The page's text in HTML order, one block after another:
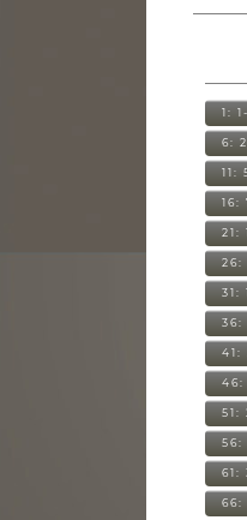
1:
6:
11:
16:
21:
26:
31:
36:
41:
46:
51:
56:
61:
66: